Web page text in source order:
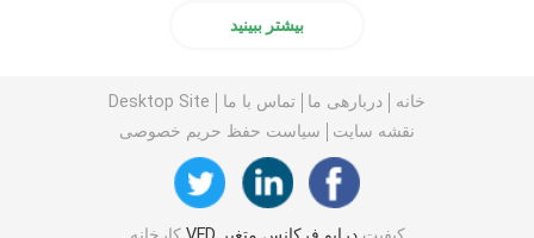
بیشتر ببینید
خانه دربارهی ما تماس با ما
Desktop Site
نقشه سایت
سیاست حفظ حریم خصوصی